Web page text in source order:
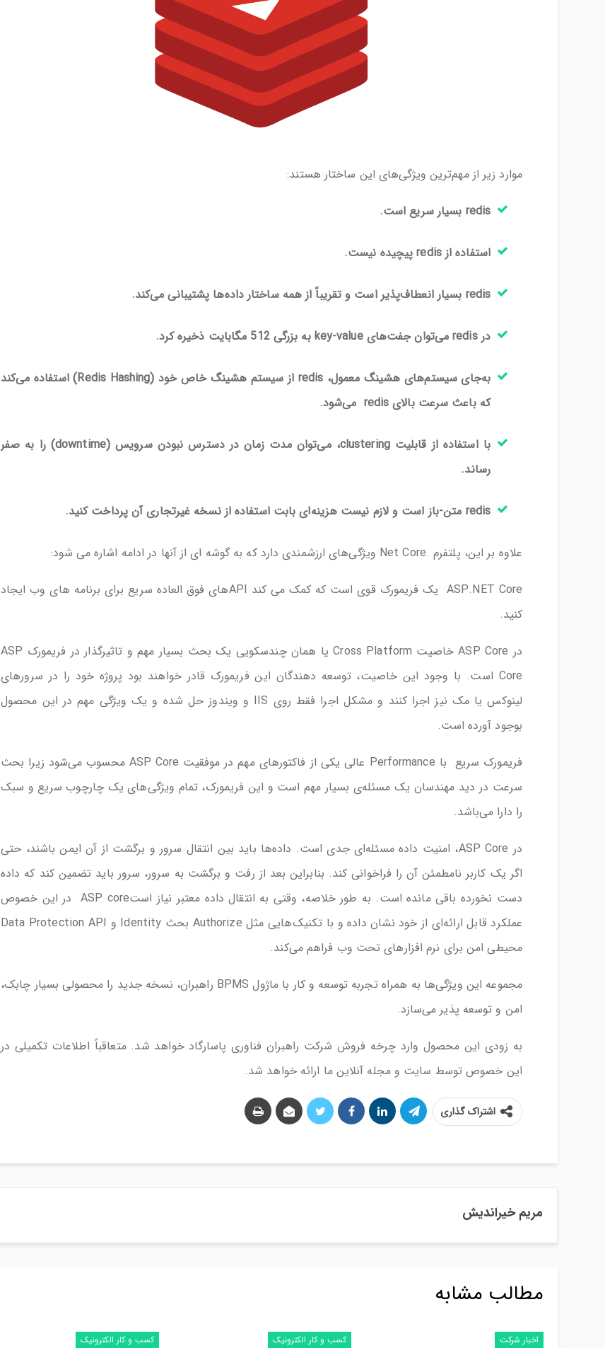
موارد زیر از مهم‌ترین ویژگی‌های این ساختار هستند:
redis بسیار سریع است.
استفاده از redis پیچیده نیست.
redis بسیار انعطاف‌پذیر است و تقریباً از همه ساختار داده‌ها پشتیبانی می‌کند.
در redis می‌توان جفت‌های key-value به بزرگی 512 مگابایت ذخیره کرد.
به‌جای سیستم‌های هشینگ معمول، redis از سیستم هشینگ خاص خود (Redis Hashing) استفاده می‌کند
که باعث سرعت بالای redis می‌شود.
با استفاده از قابلیت clustering، می‌توان مدت زمان در دسترس نبودن سرویس (downtime) را به صفر
رساند.
redis متن-باز است و لازم نیست هزینه‌ای بابت استفاده از نسخه غیرتجاری آن پرداخت کنید.
علاوه بر این، پلتفرم .Net Core ویژگی‌های ارزشمندی دارد که به گوشه ای از آنها در ادامه اشاره می شود:
ASP.NET Core یک فریمورک قوی است که کمک می کند APIهای فوق العاده سریع برای برنامه های وب ایجاد
کنید.
در ASP Core خاصیت Cross Platform یا همان چندسکویی یک بحث بسیار مهم و تاثیرگذار در فریمورک ASP
Core است. با وجود این خاصیت، توسعه دهندگان این فریمورک قادر خواهند بود پروژه خود را در سرورهای
لینوکس یا مک نیز اجرا کنند و مشکل اجرا فقط روی IIS و ویندوز حل شده و یک ویژگی مهم در این محصول
بوجود آورده است.
فریمورک سریع با Performance عالی یکی از فاکتورهای مهم در موفقیت ASP Core محسوب می‌شود زیرا بحث
سرعت در دید مهندسان یک مسئله‌ی بسیار مهم است و این فریمورک، تمام ویژگی‌های یک چارچوب سریع و سبک
را دارا می‌باشد.
در ASP Core، امنیت داده مسئله‌ای جدی است. داده‌ها باید بین انتقال سرور و برگشت از آن ایمن باشند، حتی
اگر یک کاربر نامطمئن آن را فراخوانی کند. بنابراین بعد از رفت و برگشت به سرور، سرور باید تضمین کند که داده
دست نخورده باقی مانده است. به طور خلاصه، وقتی به انتقال داده معتبر نیاز استASP core در این خصوص
عملکرد قابل ارائه‌ای از خود نشان داده و با تکنیک‌هایی مثل Authorize بحث Identity و Data Protection API
محیطی امن برای نرم افزارهای تحت وب فراهم می‌کند.
مجموعه این ویژگی‌ها به همراه تجربه توسعه و کار با ماژول BPMS راهبران، نسخه جدید را محصولی بسیار چابک،
امن و توسعه پذیر می‌سازد.
به زودی این محصول وارد چرخه فروش شرکت راهبران فناوری پاسارگاد خواهد شد. متعاقباً اطلاعات تکمیلی در
این خصوص توسط سایت و مجله آنلاین ما ارائه خواهد شد.
اشتراک گذاری
مریم خیراندیش
مطالب مشابه
اخبار شرکت کسب و کار الکترونیک کسب و کار الکترونیک